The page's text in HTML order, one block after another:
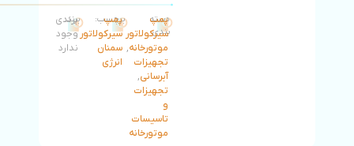
دسته
بندی:
پمپ
سیرکولاتور
موتورخانه,
تجهیزات
آبرسانی,
تجهیزات
و
تاسیسات
موتورخانه
برچسب:
پمپ
سیرکولاتور
سمنان
انرژی
برند:
برندی
وجود
ندارد